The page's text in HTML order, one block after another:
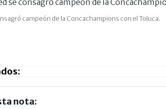
campeón de la Concachampions con el Toluca.
nota: